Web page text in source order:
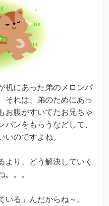
机にあった弟のメロンパ
それは、弟のためにあっ
お腹がすいてたお兄ちゃ
パンをもらうなどして、
いのですよね。
より、どう解決していく
。。。
いる」んだからね～。